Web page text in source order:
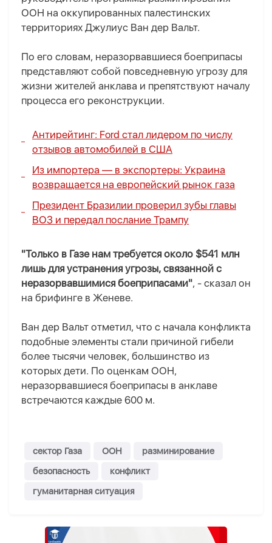
ООН на оккупированных палестинских
территориях Джулиус Ван дер Вальт.
По его словам, неразорвавшиеся боеприпасы
представляют собой повседневную угрозу для
жизни жителей анклава и препятствуют началу
процесса его реконструкции.
Антирейтинг: Ford стал лидером по числу
отзывов автомобилей в США
Из импортера — в экспортеры: Украина
возвращается на европейский рынок газа
Президент Бразилии проверил зубы главы
ВОЗ и передал послание Трампу
"Только в Газе нам требуется около $541 млн
лишь для устранения угрозы, связанной с
неразорвавшимися боеприпасами", - сказал он
на брифинге в Женеве.
Ван дер Вальт отметил, что c начала конфликта
подобные элементы стали причиной гибели
более тысячи человек, большинство из
которых дети. По оценкам ООН,
неразорвавшиеся боеприпасы в анклаве
встречаются каждые 600 м.
сектор Газа ООН
разминирование
безопасность
конфликт
гуманитарная ситуация